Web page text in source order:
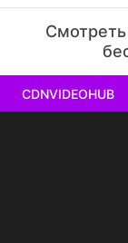
РЕКЛАМА
РЕКЛАМА
РЕКЛАМА
РЕКЛАМА
CDNVIDEOHUB